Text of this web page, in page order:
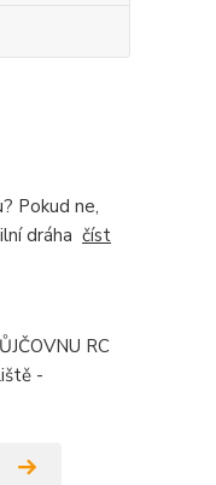
Pokud ne,
dráha číst
RC
-